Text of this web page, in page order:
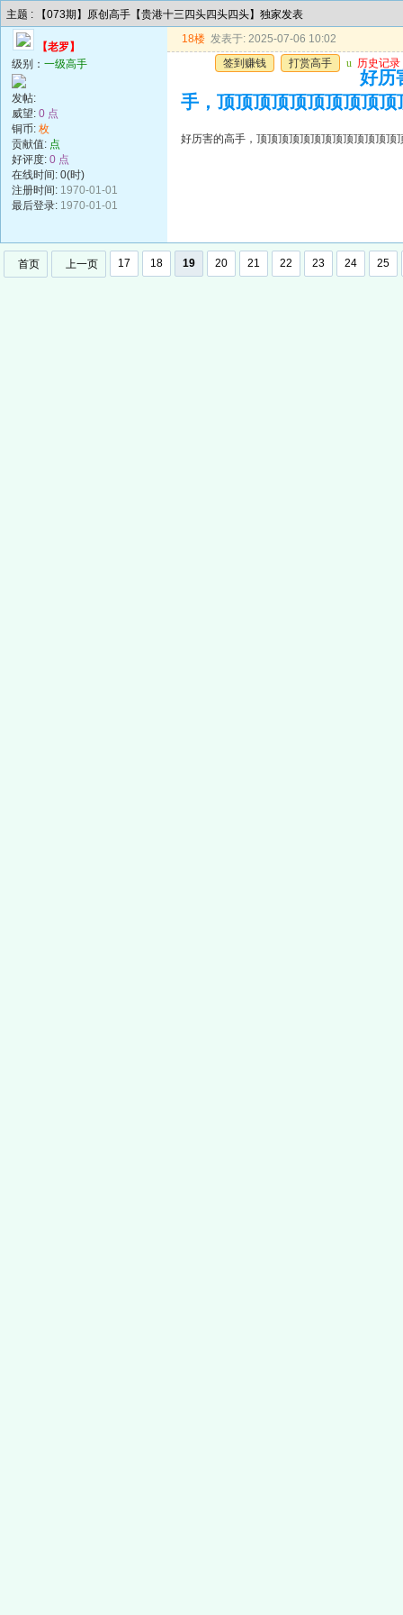
主题 : 【073期】原创高手【贵港十三四头四头四头】独家发表
【老罗】
级别： 一级高手
发帖:
威望: 0 点
铜币: 枚
贡献值: 点
好评度: 0 点
在线时间: 0(时)
注册时间: 1970-01-01
最后登录: 1970-01-01
18楼 发表于: 2025-07-06 10:02
签到赚钱
打赏高手 u 历史记录
好历
手，顶顶顶顶顶顶顶顶顶顶
好历害的高手，顶顶顶顶顶顶顶顶顶顶顶顶
首页 上一页 17 18 19 20 21 22 23 24 25